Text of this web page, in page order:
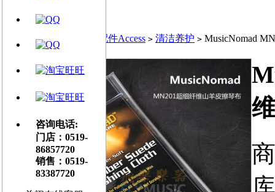
乐器周边
当前位置: 乐器配件Access > 清洁养护 > MusicNomad
咨询电话:
门店：0519-
86857720
销售：0519-
83387720